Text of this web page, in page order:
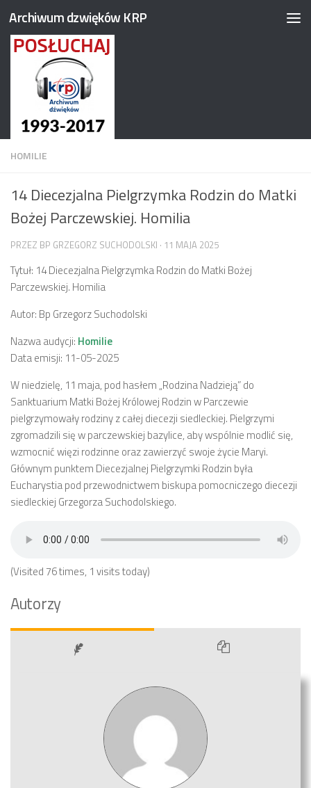
Przejdź do treści
Archiwum dzwięków KRP
HOMILIE
14 Diecezjalna Pielgrzymka Rodzin do Matki
Bożej Parczewskiej. Homilia
PRZEZ BP GRZEGORZ SUCHODOLSKI · 11 MAJA 2025
Tytuł: 14 Diecezjalna Pielgrzymka Rodzin do Matki Bożej
Parczewskiej. Homilia
Autor: Bp Grzegorz Suchodolski
Nazwa audycji: Homilie
Data emisji: 11-05-2025
W niedzielę, 11 maja, pod hasłem „Rodzina Nadzieją” do
Sanktuarium Matki Bożej Królowej Rodzin w Parczewie
pielgrzymowały rodziny z całej diecezji siedleckiej. Pielgrzymi
zgromadzili się w parczewskiej bazylice, aby wspólnie modlić się,
wzmocnić więzi rodzinne oraz zawierzyć swoje życie Maryi.
Głównym punktem Diecezjalnej Pielgrzymki Rodzin była
Eucharystia pod przewodnictwem biskupa pomocniczego diecezji
siedleckiej Grzegorza Suchodolskiego.
(Visited 76 times, 1 visits today)
Autorzy